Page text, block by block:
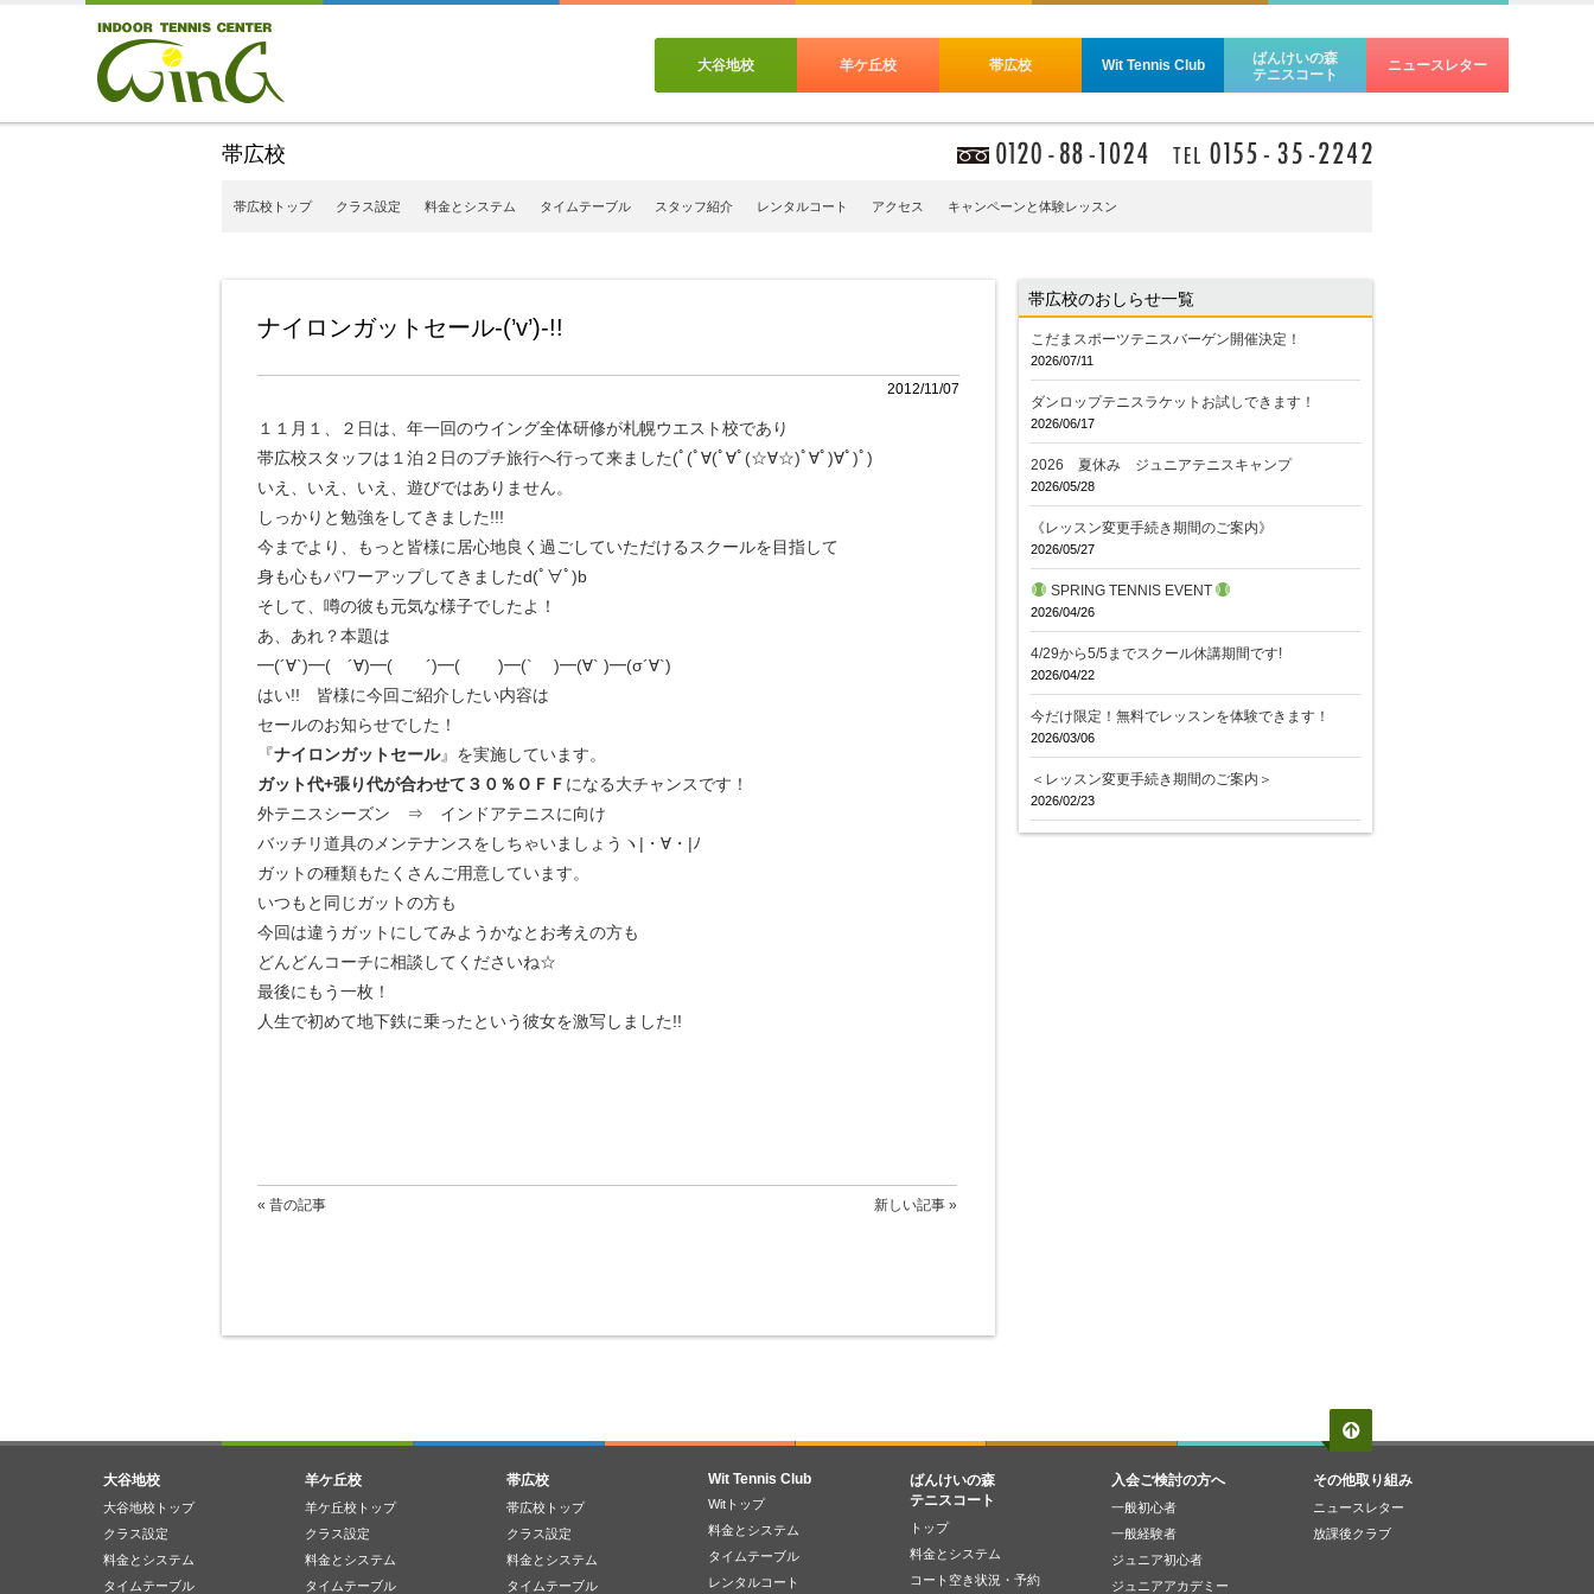
大谷地校 羊ケ丘校 帯広校 Wit Tennis Club
ばんけいの森
テニスコート
ニュースレター
帯広校
帯広校トップ クラス設定 料金とシステム タイムテーブル スタッフ紹介 レンタルコート アクセス キャンペーンと体験レッスン
ナイロンガットセール-(’v’)-!!
2012/11/07
１１月１、２日は、年一回のウイング全体研修が札幌ウエスト校であり
帯広校スタッフは１泊２日のプチ旅行へ行って来ました(ﾟ(ﾟ∀(ﾟ∀ﾟ(☆∀☆)ﾟ∀ﾟ)∀ﾟ)ﾟ)
いえ、いえ、いえ、遊びではありません。
しっかりと勉強をしてきました!!!
今までより、もっと皆様に居心地良く過ごしていただけるスクールを目指して
身も心もパワーアップしてきましたd(ﾟ∀ﾟ)b
そして、噂の彼も元気な様子でしたよ！
あ、あれ？本題は
━(´∀`)━( ´∀)━( ´)━( )━(` )━(∀` )━(σ´∀`)
はい!! 皆様に今回ご紹介したい内容は
セールのお知らせでした！
『ナイロンガットセール』を実施しています。
ガット代+張り代が合わせて３０％ＯＦＦ になる大チャンスです！
外テニスシーズン ⇒ インドアテニスに向け
バッチリ道具のメンテナンスをしちゃいましょうヽ|・∀・|ﾉ
ガットの種類もたくさんご用意しています。
いつもと同じガットの方も
今回は違うガットにしてみようかなとお考えの方も
どんどんコーチに相談してくださいね☆
最後にもう一枚！
人生で初めて地下鉄に乗ったという彼女を激写しました!!
« 昔の記事 新しい記事 »
帯広校のおしらせ一覧
こだまスポーツテニスバーゲン開催決定！
2026/07/11
ダンロップテニスラケットお試しできます！
2026/06/17
2026 夏休み ジュニアテニスキャンプ
2026/05/28
《レッスン変更手続き期間のご案内》
2026/05/27
SPRING TENNIS EVENT
2026/04/26
4/29から5/5までスクール休講期間です!
2026/04/22
今だけ限定！無料でレッスンを体験できます！
2026/03/06
＜レッスン変更手続き期間のご案内＞
2026/02/23
大谷地校
大谷地校トップ
クラス設定
料金とシステム
タイムテーブル
羊ケ丘校
羊ケ丘校トップ
クラス設定
料金とシステム
タイムテーブル
帯広校
帯広校トップ
クラス設定
料金とシステム
タイムテーブル
Wit Tennis Club
Witトップ
料金とシステム
タイムテーブル
レンタルコート
ばんけいの森
テニスコート
トップ
料金とシステム
コート空き状況・予約
入会ご検討の方へ
一般初心者
一般経験者
ジュニア初心者
ジュニアアカデミー
その他取り組み
ニュースレター
放課後クラブ